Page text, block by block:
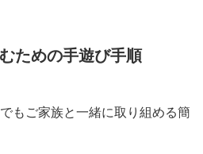
ための手遊び手順
もご家族と一緒に取り組める簡